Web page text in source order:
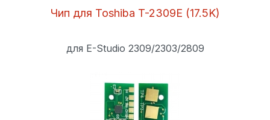
Чип для Toshiba T-2309E (17.5K)
для E-Studio 2309/2303/2809